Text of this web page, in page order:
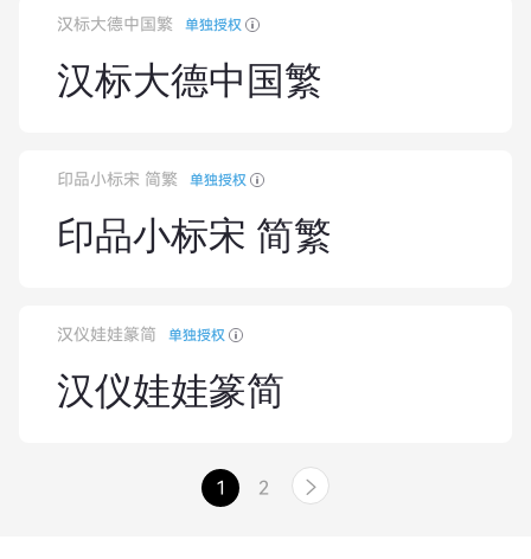
汉标大德中国繁 单独授权
汉标大德中国繁
印品小标宋 简繁 单独授权
印品小标宋 简繁
汉仪娃娃篆简 单独授权
汉仪娃娃篆简
1 2 